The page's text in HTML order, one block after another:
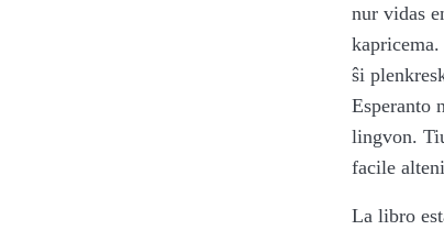
nur vidas
ŝi
Esperanto
lingvon.
facile
La libro